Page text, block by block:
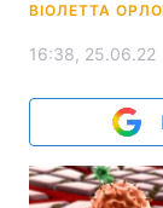
ВІОЛЕТТА
16:38, 25.06.22